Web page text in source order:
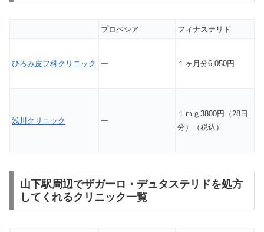
プロペシア フィナステリド
ひろみ皮フ科クリニック ー １ヶ月分6,050円
浅川クリニック ー
１ｍｇ3800円（28日
分）（税込）
山下駅周辺でザガーロ・デュタステリドを処方
してくれるクリニック一覧